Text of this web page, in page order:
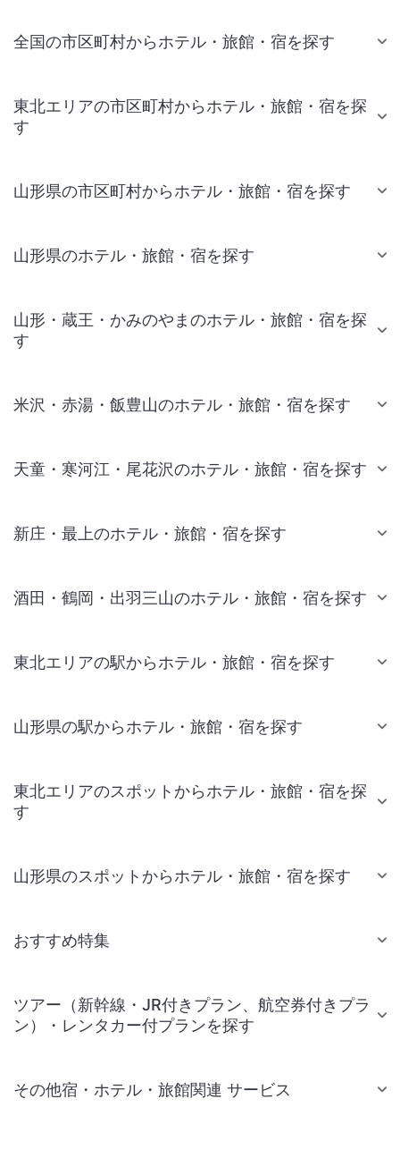
全国の市区町村からホテル・旅館・宿を探す
東北エリアの市区町村からホテル・旅館・宿を探
す
山形県の市区町村からホテル・旅館・宿を探す
山形県のホテル・旅館・宿を探す
山形・蔵王・かみのやまのホテル・旅館・宿を探
す
米沢・赤湯・飯豊山のホテル・旅館・宿を探す
天童・寒河江・尾花沢のホテル・旅館・宿を探す
新庄・最上のホテル・旅館・宿を探す
酒田・鶴岡・出羽三山のホテル・旅館・宿を探す
東北エリアの駅からホテル・旅館・宿を探す
山形県の駅からホテル・旅館・宿を探す
東北エリアのスポットからホテル・旅館・宿を探
す
山形県のスポットからホテル・旅館・宿を探す
おすすめ特集
ツアー（新幹線・JR付きプラン、航空券付きプラ
ン）・レンタカー付プランを探す
その他宿・ホテル・旅館関連 サービス